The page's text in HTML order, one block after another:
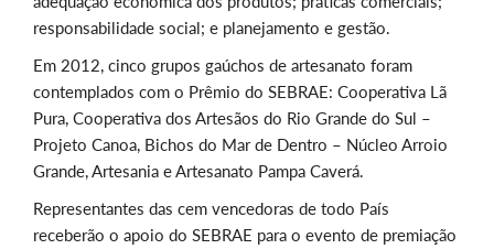
responsabilidade social; e planejamento e gestão.
Em 2012, cinco grupos gaúchos de artesanato foram
contemplados com o Prêmio do SEBRAE: Cooperativa Lã
Pura, Cooperativa dos Artesãos do Rio Grande do Sul –
Projeto Canoa, Bichos do Mar de Dentro – Núcleo Arroio
Grande, Artesania e Artesanato Pampa Caverá.
Representantes das cem vencedoras de todo País
receberão o apoio do SEBRAE para o evento de premiação